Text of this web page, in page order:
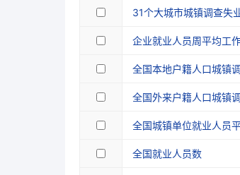
31个大城市城镇调查失
企业就业人员周平均工
全国本地户籍人口城镇
全国外来户籍人口城镇
全国城镇单位就业人员
全国就业人员数